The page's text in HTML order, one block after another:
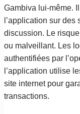
Gambiva lui-même.
l’application sur
discussion. Le
ou malveillant. Les
authentifiées par
l’application utilise
site internet pour
transactions.